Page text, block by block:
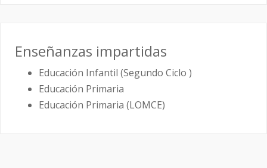
Enseñanzas impartidas
Educación Infantil (Segundo Ciclo )
Educación Primaria
Educación Primaria (LOMCE)